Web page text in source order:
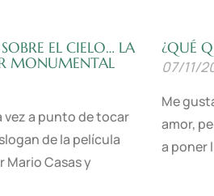
EL CIELO… LA
MONUMENTAL
vez a punto de tocar
de la película
Casas y
¿QUÉ
07/11/
Me
amor,
a poner